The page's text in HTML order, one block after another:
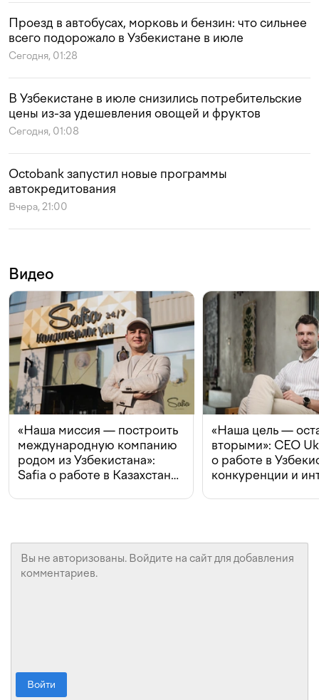
Проезд в автобусах, морковь и бензин: что сильнее
всего подорожало в Узбекистане в июле
Сегодня, 01:28
В Узбекистане в июле снизились потребительские
цены из-за удешевления овощей и фруктов
Сегодня, 01:08
Octobank запустил новые программы
автокредитования
Вчера, 21:00
Видео
«Наша миссия — построить
международную компанию
родом из Узбекистана»:
Safia о работе в Казахстане,
«Наша цель —
вторыми»: CEO
о работе в
конкуренции и
Войти